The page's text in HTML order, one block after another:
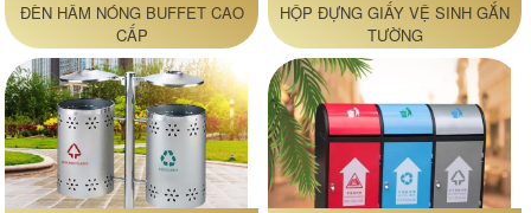
ĐÈN HÂM NÓNG BUFFET CAO
CẤP
HỘP ĐỰNG GIẤY VỆ SINH GẮN
TƯỜNG